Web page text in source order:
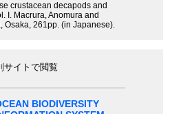
crustacean decapods and
I. Macrura, Anomura and
Osaka, 261pp. (in Japanese).
サイトで閲覧
BIODIVERSITY